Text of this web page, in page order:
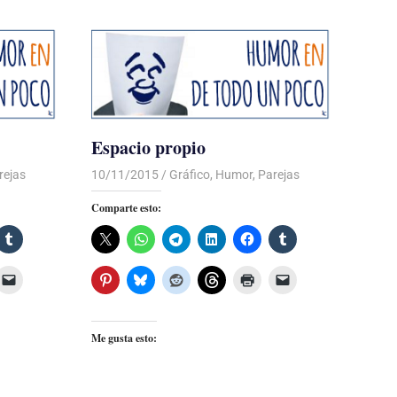
Espacio propio
10/11/2015 Luis Castellanos
Gráfico, Humor, Parejas
Comparte esto:
Me gusta esto: